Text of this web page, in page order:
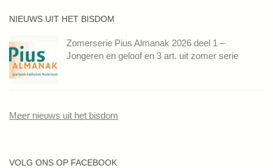
NIEUWS UIT HET BISDOM
Zomerserie Pius Almanak 2026 deel 1 –
Jongeren en geloof en 3 art. uit zomer serie
Meer nieuws uit het bisdom
VOLG ONS OP FACEBOOK